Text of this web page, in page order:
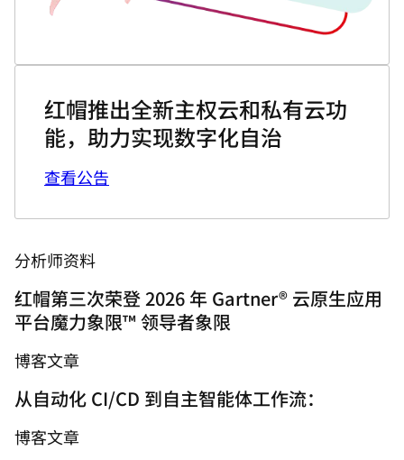
红帽推出全新主权云和私有云功
能，助力实现数字化自治
查看公告
分析师资料
红帽第三次荣登 2026 年 Gartner® 云原生应用
平台魔力象限™ 领导者象限
博客文章
从自动化 CI/CD 到自主智能体工作流：
博客文章